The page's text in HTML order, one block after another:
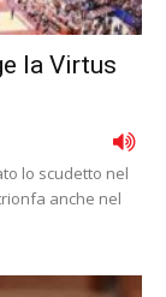
la Virtus
lo scudetto nel
anche nel